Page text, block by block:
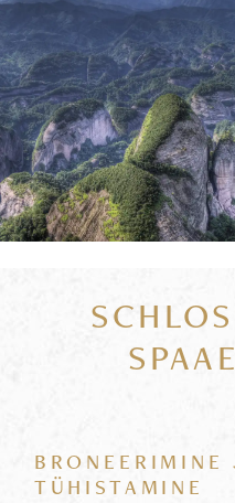
BRONEERIMINE
TÜHISTAMINE